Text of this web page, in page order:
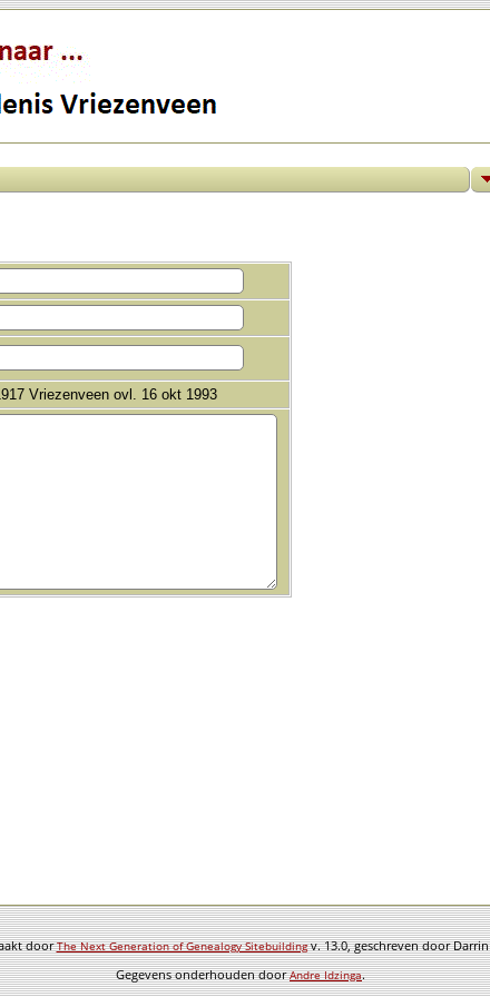
Vriezenveen ovl. 16 okt 1993
doorThe Next Generation of Genealogy Sitebuildingv. 13.0, geschreven door
Gegevens onderhouden doorAndre Idzinga.